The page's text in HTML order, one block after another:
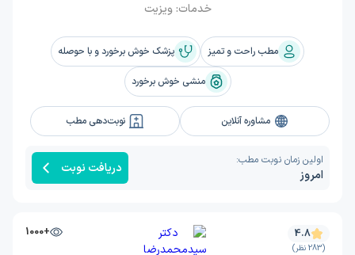
خدمات:ویزیت
مطب راحت و تمیز پزشک خوش برخورد و با حوصله
منشی خوش برخورد
مشاوره آنلاین نوبت‌دهی مطب
اولین زمان نوبت مطب:
امروز دریافت نوبت
+1000 4.8
(283 نظر)